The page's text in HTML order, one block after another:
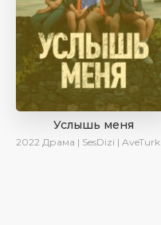
Услышь меня
2022 Драма | SesDizi | AveTurk | Turok1990